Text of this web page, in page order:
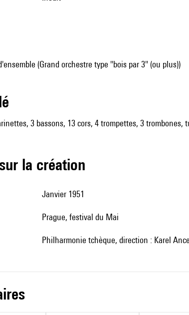
(Grand orchestre type "bois par 3" (ou plus))
3 bassons, 13 cors, 4 trompettes, 3 trombones,
la création
Janvier 1951
Prague, festival du Mai
philharmonie tchèque, direction : Karel